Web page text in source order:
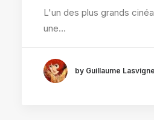
L'un des plus grands
une…
by Guillaume Lasvigne